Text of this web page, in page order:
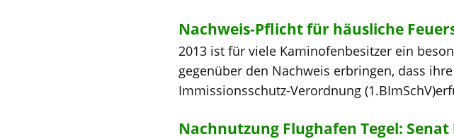
Nachweis-Pflicht für häusliche
2013 ist für viele Kaminofenbesitzer ein
gegenüber den Nachweis erbringen, dass
Immissionsschutz-Verordnung
Nachnutzung Flughafen Tegel: